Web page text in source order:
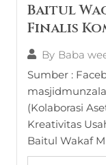
Baitul
Finalis
By Baba
Sumber :
(Kolaborasi
Kreativitas
Baitul Wakaf